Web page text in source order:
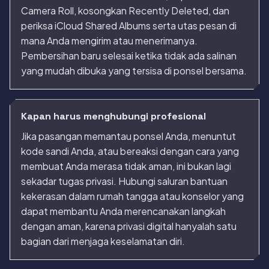
Camera Roll, kosongkan Recently Deleted, dan
periksa iCloud Shared Albums serta utas pesan di
mana Anda mengirim atau menerimanya.
Pembersihan baru selesai ketika tidak ada salinan
yang mudah dibuka yang tersisa di ponsel bersama.
Kapan harus menghubungi profesional
Jika pasangan memantau ponsel Anda, menuntut
kode sandi Anda, atau bereaksi dengan cara yang
membuat Anda merasa tidak aman, ini bukan lagi
sekadar tugas privasi. Hubungi saluran bantuan
kekerasan dalam rumah tangga atau konselor yang
dapat membantu Anda merencanakan langkah
dengan aman, karena privasi digital hanyalah satu
bagian dari menjaga keselamatan diri.